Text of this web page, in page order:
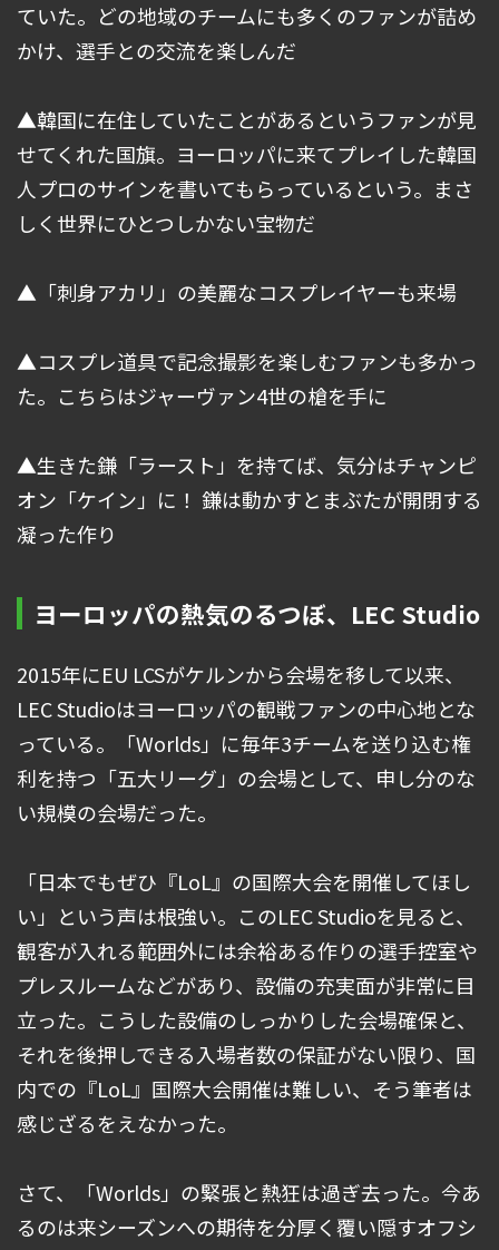
ていた。どの地域のチームにも多くのファンが詰め
かけ、選手との交流を楽しんだ
▲韓国に在住していたことがあるというファンが見
せてくれた国旗。ヨーロッパに来てプレイした韓国
人プロのサインを書いてもらっているという。まさ
しく世界にひとつしかない宝物だ
▲「刺身アカリ」の美麗なコスプレイヤーも来場
▲コスプレ道具で記念撮影を楽しむファンも多かっ
た。こちらはジャーヴァン4世の槍を手に
▲生きた鎌「ラースト」を持てば、気分はチャンピ
オン「ケイン」に！ 鎌は動かすとまぶたが開閉する
凝った作り
ヨーロッパの熱気のるつぼ、LEC Studio
2015年にEU LCSがケルンから会場を移して以来、
LEC Studioはヨーロッパの観戦ファンの中心地とな
っている。「Worlds」に毎年3チームを送り込む権
利を持つ「五大リーグ」の会場として、申し分のな
い規模の会場だった。
「日本でもぜひ『LoL』の国際大会を開催してほし
い」という声は根強い。このLEC Studioを見ると、
観客が入れる範囲外には余裕ある作りの選手控室や
プレスルームなどがあり、設備の充実面が非常に目
立った。こうした設備のしっかりした会場確保と、
それを後押しできる入場者数の保証がない限り、国
内での『LoL』国際大会開催は難しい、そう筆者は
感じざるをえなかった。
さて、「Worlds」の緊張と熱狂は過ぎ去った。今あ
るのは来シーズンへの期待を分厚く覆い隠すオフシ